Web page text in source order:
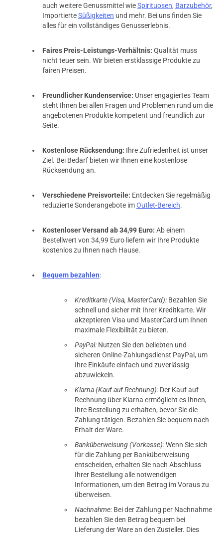
next
auch weitere Genussmittel wieSpirituosen, Barzubehör,
ImportierteSüßigkeiten und mehr. Bei uns finden Sie
alles für ein vollständiges Genusserlebnis.
Faires Preis-Leistungs-Verhältnis: Qualität muss
nicht teuer sein. Wir bieten erstklassige Produkte zu
fairen Preisen.
Freundlicher Kundenservice: Unser engagiertes Team
steht Ihnen bei allen Fragen und Problemen rund um die
angebotenen Produkte kompetent und freundlich zur
Seite.
Kostenlose Rücksendung: Ihre Zufriedenheit ist unser
Ziel. Bei Bedarf bieten wir Ihnen eine kostenlose
Rücksendung an.
Verschiedene Preisvorteile: Entdecken Sie regelmäßig
reduzierte Sonderangebote imOutlet-Bereich.
Kostenloser Versand ab 34,99 Euro: Ab einem
Bestellwert von 34,99 Euro liefern wir Ihre Produkte
kostenlos zu Ihnen nach Hause.
Bequem bezahlen:
Kreditkarte (Visa, MasterCard): Bezahlen Sie
schnell und sicher mit Ihrer Kreditkarte. Wir
akzeptieren Visa und MasterCard um Ihnen
maximale Flexibilität zu bieten.
PayPal: Nutzen Sie den beliebten und
sicheren Online-Zahlungsdienst PayPal, um
Ihre Einkäufe einfach und zuverlässig
abzuwickeln.
Klarna (Kauf auf Rechnung): Der Kauf auf
Rechnung über Klarna ermöglicht es Ihnen,
Ihre Bestellung zu erhalten, bevor Sie die
Zahlung tätigen. Bezahlen Sie bequem nach
Erhalt der Ware.
Banküberweisung (Vorkasse):Wenn Sie sich
für die Zahlung per Banküberweisung
entscheiden, erhalten Sie nach Abschluss
Ihrer Bestellung alle notwendigen
Informationen, um den Betrag im Voraus zu
überweisen.
Nachnahme: Bei der Zahlung per Nachnahme
bezahlen Sie den Betrag bequem bei
Lieferung der Ware an den Zusteller. Dies